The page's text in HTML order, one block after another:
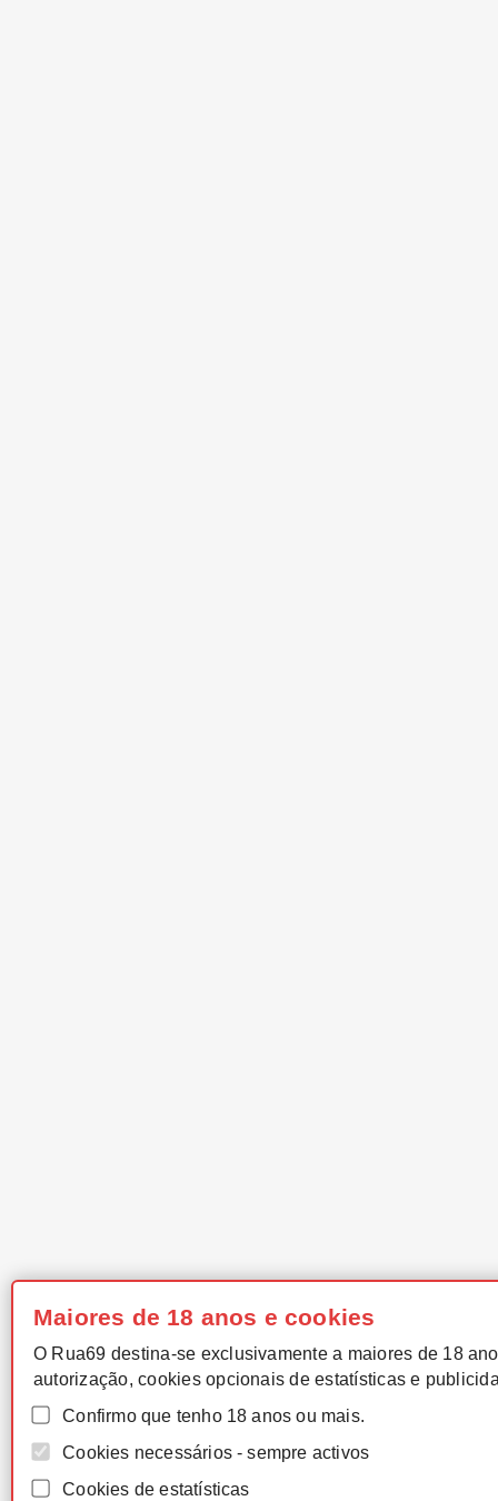
Maiores de 18 anos e cookies
O Rua69 destina-se exclusivamente a maiores de 18
autorização, cookies opcionais de estatísticas e
Confirmo que tenho 18 anos ou mais.
Cookies necessários - sempre activos
Cookies de estatísticas